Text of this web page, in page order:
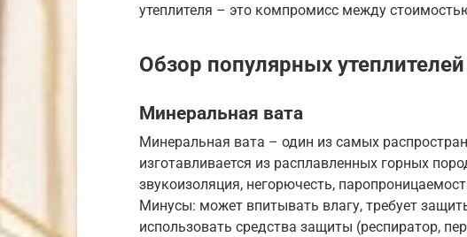
утеплителя – это компромисс между
Обзор популярных утеплителей
Минеральная вата
Минеральная вата – один из самых
изготавливается из расплавленных горных
звукоизоляция, негорючесть,
Минусы: может впитывать влагу, требует
использовать средства защиты (респиратор,